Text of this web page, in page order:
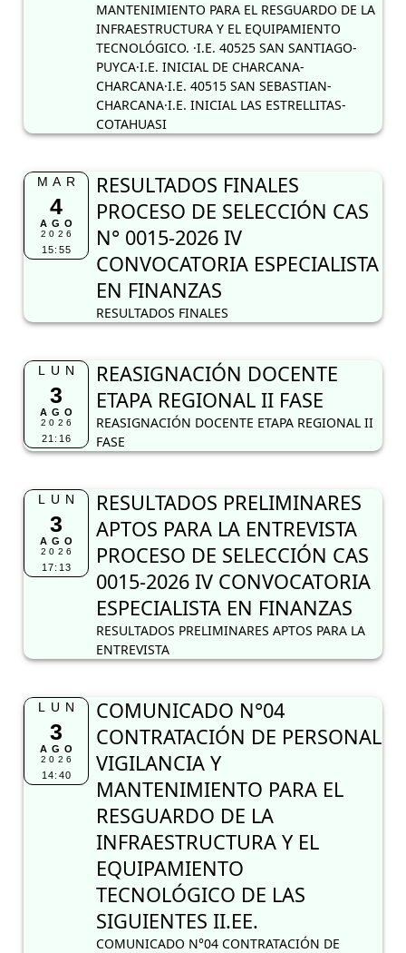
MANTENIMIENTO PARA EL RESGUARDO DE LA
INFRAESTRUCTURA Y EL EQUIPAMIENTO
TECNOLÓGICO. ·I.E. 40525 SAN SANTIAGO-
PUYCA·I.E. INICIAL DE CHARCANA-
CHARCANA·I.E. 40515 SAN SEBASTIAN-
CHARCANA·I.E. INICIAL LAS ESTRELLITAS-
COTAHUASI
MAR
4
AGO
2026
15:55
RESULTADOS FINALES
PROCESO DE SELECCIÓN CAS
N° 0015-2026 IV
CONVOCATORIA ESPECIALISTA
EN FINANZAS
RESULTADOS FINALES
LUN
3
AGO
2026
21:16
REASIGNACIÓN DOCENTE
ETAPA REGIONAL II FASE
REASIGNACIÓN DOCENTE ETAPA REGIONAL II
FASE
LUN
3
AGO
2026
17:13
RESULTADOS PRELIMINARES
APTOS PARA LA ENTREVISTA
PROCESO DE SELECCIÓN CAS
0015-2026 IV CONVOCATORIA
ESPECIALISTA EN FINANZAS
RESULTADOS PRELIMINARES APTOS PARA LA
ENTREVISTA
LUN
3
AGO
2026
14:40
COMUNICADO N°04
CONTRATACIÓN DE PERSONAL
VIGILANCIA Y
MANTENIMIENTO PARA EL
RESGUARDO DE LA
INFRAESTRUCTURA Y EL
EQUIPAMIENTO
TECNOLÓGICO DE LAS
SIGUIENTES II.EE.
COMUNICADO N°04 CONTRATACIÓN DE